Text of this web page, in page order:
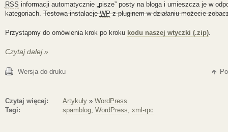
RSS informacji automatycznie „pisze” posty na bloga i umieszcza je w
kategoriach. Testową instalacjęWPz pluginem w działaniu możecie
Przystąpmy do omówienia krok po kroku kodu naszej wtyczki (.zip).
Czytaj dalej »
Wersja do druku
Czytaj więcej: Artykuły» WordPress
Tagi:
spamblog, WordPress, xml-rpc